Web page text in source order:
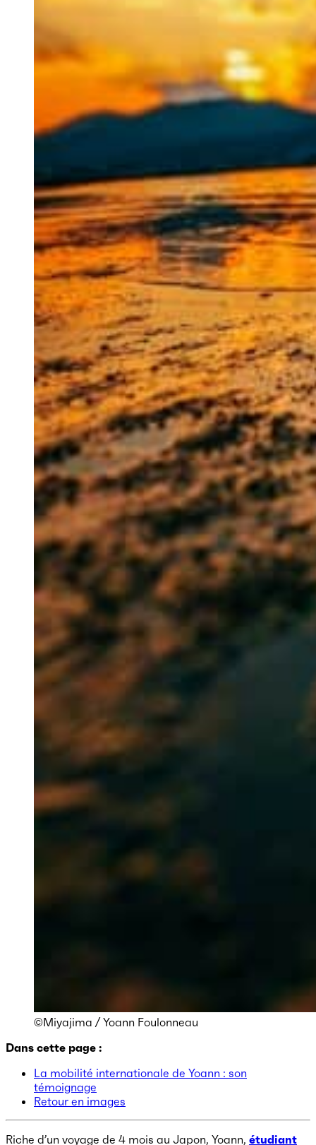
©Miyajima / Yoann Foulonneau
Dans cette page :
La mobilité internationale de Yoann : son
témoignage
Retour en images
Riche d’un voyage de 4 mois au Japon, Yoann, étudiant